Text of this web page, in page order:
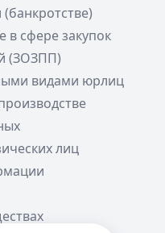
в сфере закупок
(ЗОЗПП)
видами юрлиц
лиц